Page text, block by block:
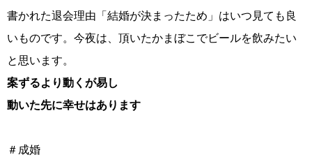
鹿児島店 佐世保店
書かれた退会理由「結婚が決まったため」はいつ見ても良
いものです。今夜は、頂いたかまぼこでビールを飲みたい
と思います。
案ずるより動くが易し
動いた先に幸せはあります
＃成婚